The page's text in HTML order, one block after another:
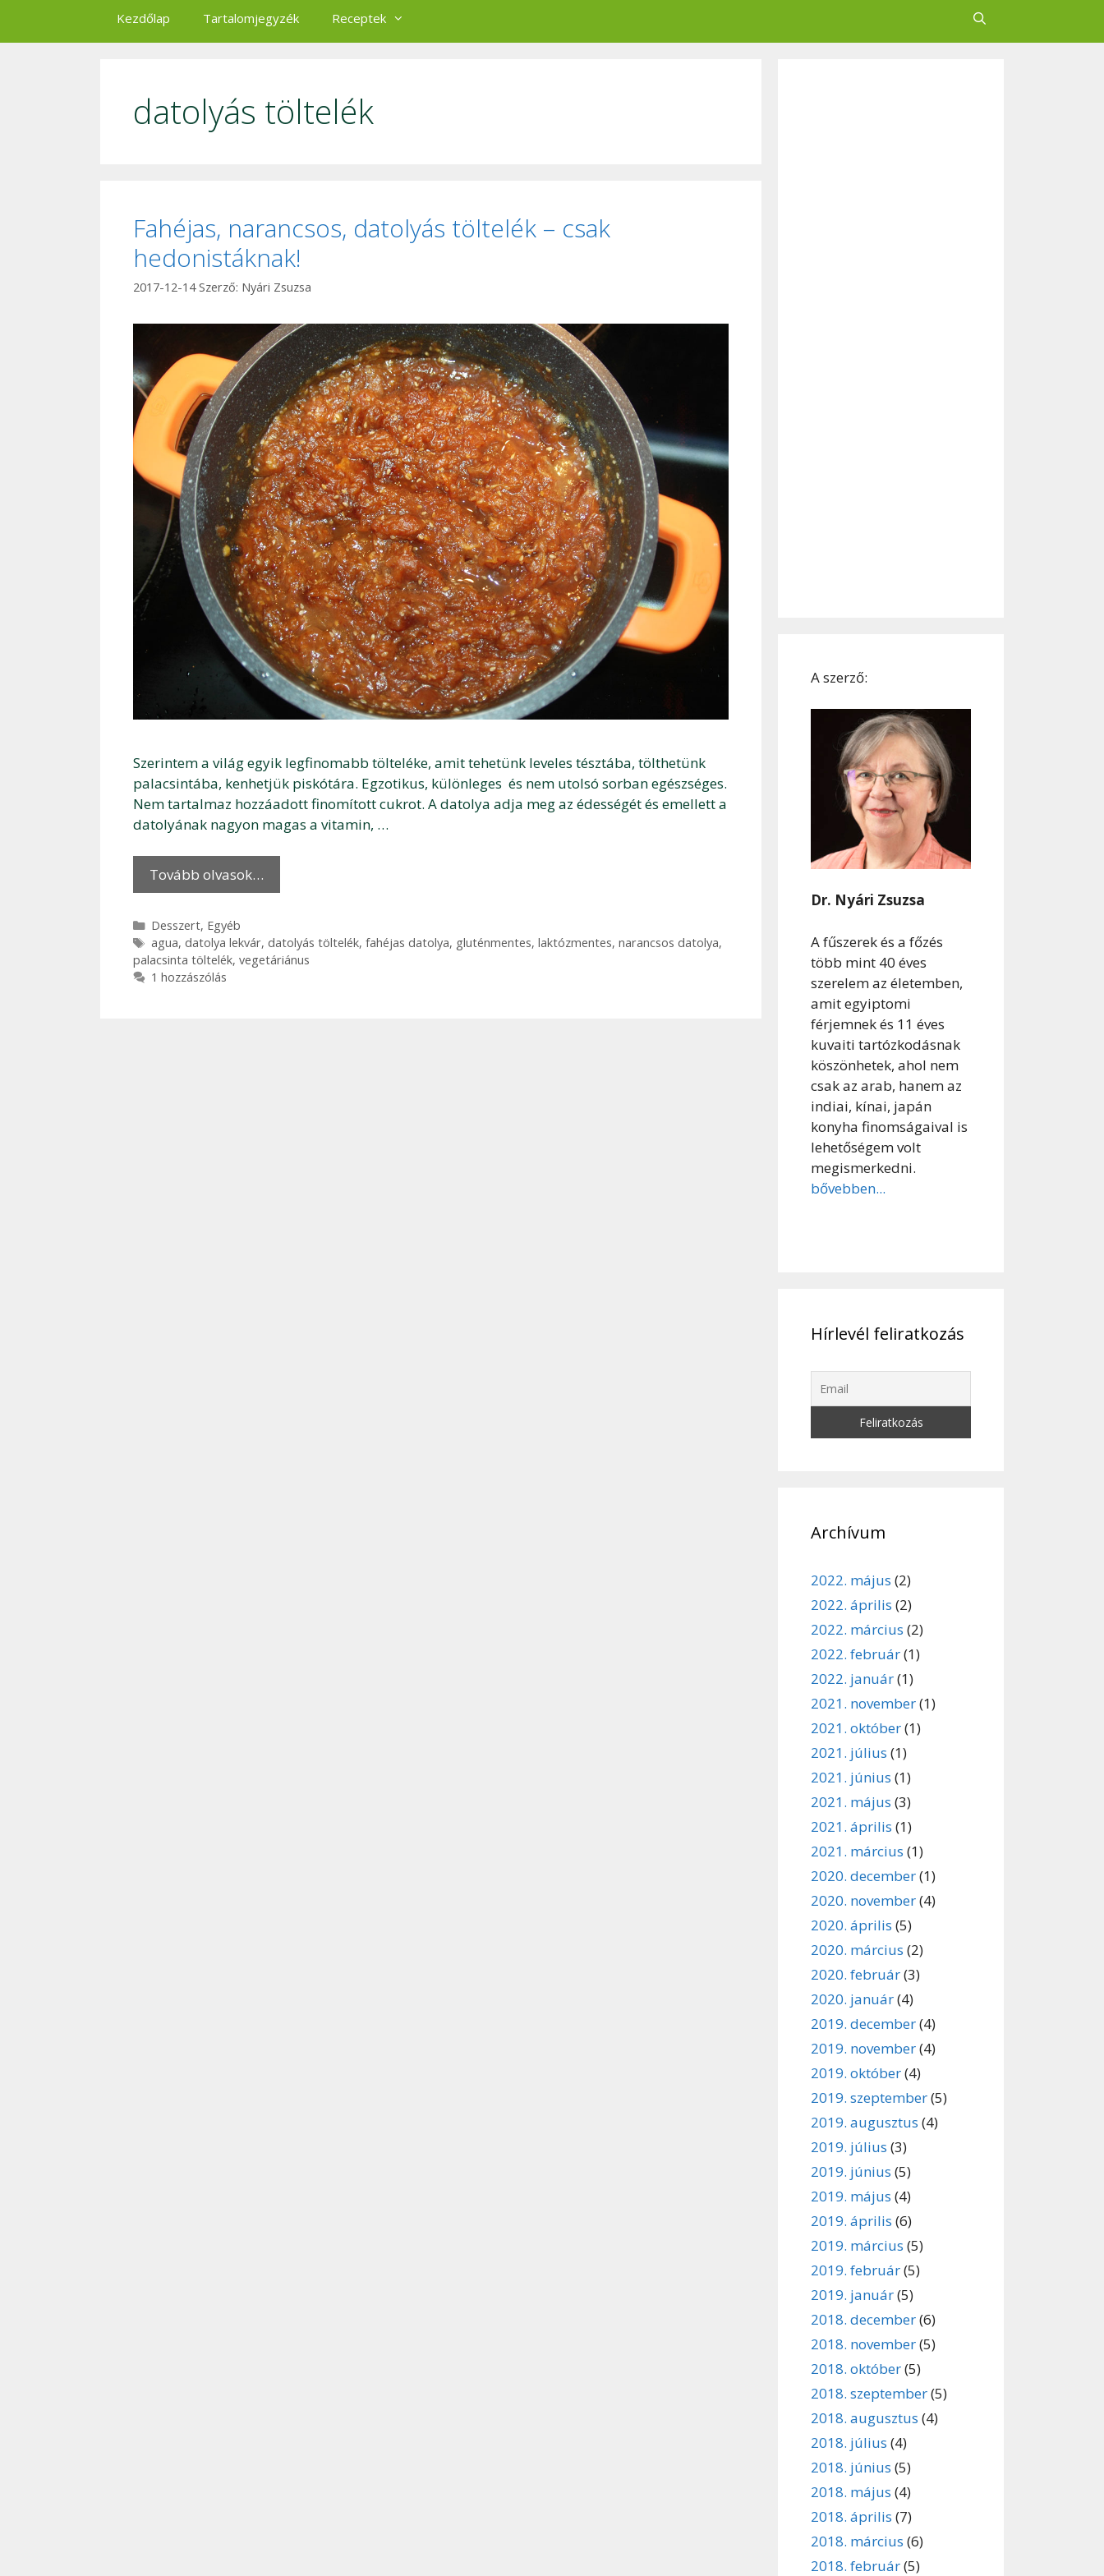
Kezdőlap Tartalomjegyzék Receptek
datolyás töltelék
Fahéjas, narancsos, datolyás töltelék – csak
hedonistáknak!
2017-12-14 Szerző: Nyári Zsuzsa
Szerintem a világ egyik legfinomabb tölteléke, amit tehetünk leveles tésztába, tölthetünk
palacsintába, kenhetjük piskótára. Egzotikus, különleges és nem utolsó sorban egészséges.
Nem tartalmaz hozzáadott finomított cukrot. A datolya adja meg az édességét és emellett a
datolyának nagyon magas a vitamin, …
Tovább olvasok…
Kategória
Desszert, Egyéb
Címkék
agua, datolya lekvár, datolyás töltelék, fahéjas datolya, gluténmentes, laktózmentes, narancsos datolya,
palacsinta töltelék, vegetáriánus
1 hozzászólás
A szerző:
Dr. Nyári Zsuzsa
A fűszerek és a főzés
több mint 40 éves
szerelem az életemben,
amit egyiptomi
férjemnek és 11 éves
kuvaiti tartózkodásnak
köszönhetek, ahol nem
csak az arab, hanem az
indiai, kínai, japán
konyha finomságaival is
lehetőségem volt
megismerkedni.
bővebben...
Hírlevél feliratkozás
Archívum
2022. május (2)
2022. április (2)
2022. március (2)
2022. február(1)
2022. január(1)
2021. november(1)
2021. október(1)
2021. július (1)
2021. június (1)
2021. május (3)
2021. április (1)
2021. március (1)
2020. december(1)
2020. november(4)
2020. április (5)
2020. március (2)
2020. február(3)
2020. január(4)
2019. december(4)
2019. november(4)
2019. október(4)
2019. szeptember(5)
2019. augusztus (4)
2019. július (3)
2019. június (5)
2019. május (4)
2019. április (6)
2019. március (5)
2019. február(5)
2019. január(5)
2018. december(6)
2018. november(5)
2018. október(5)
2018. szeptember(5)
2018. augusztus (4)
2018. július (4)
2018. június (5)
2018. május (4)
2018. április (7)
2018. március (6)
2018. február(5)